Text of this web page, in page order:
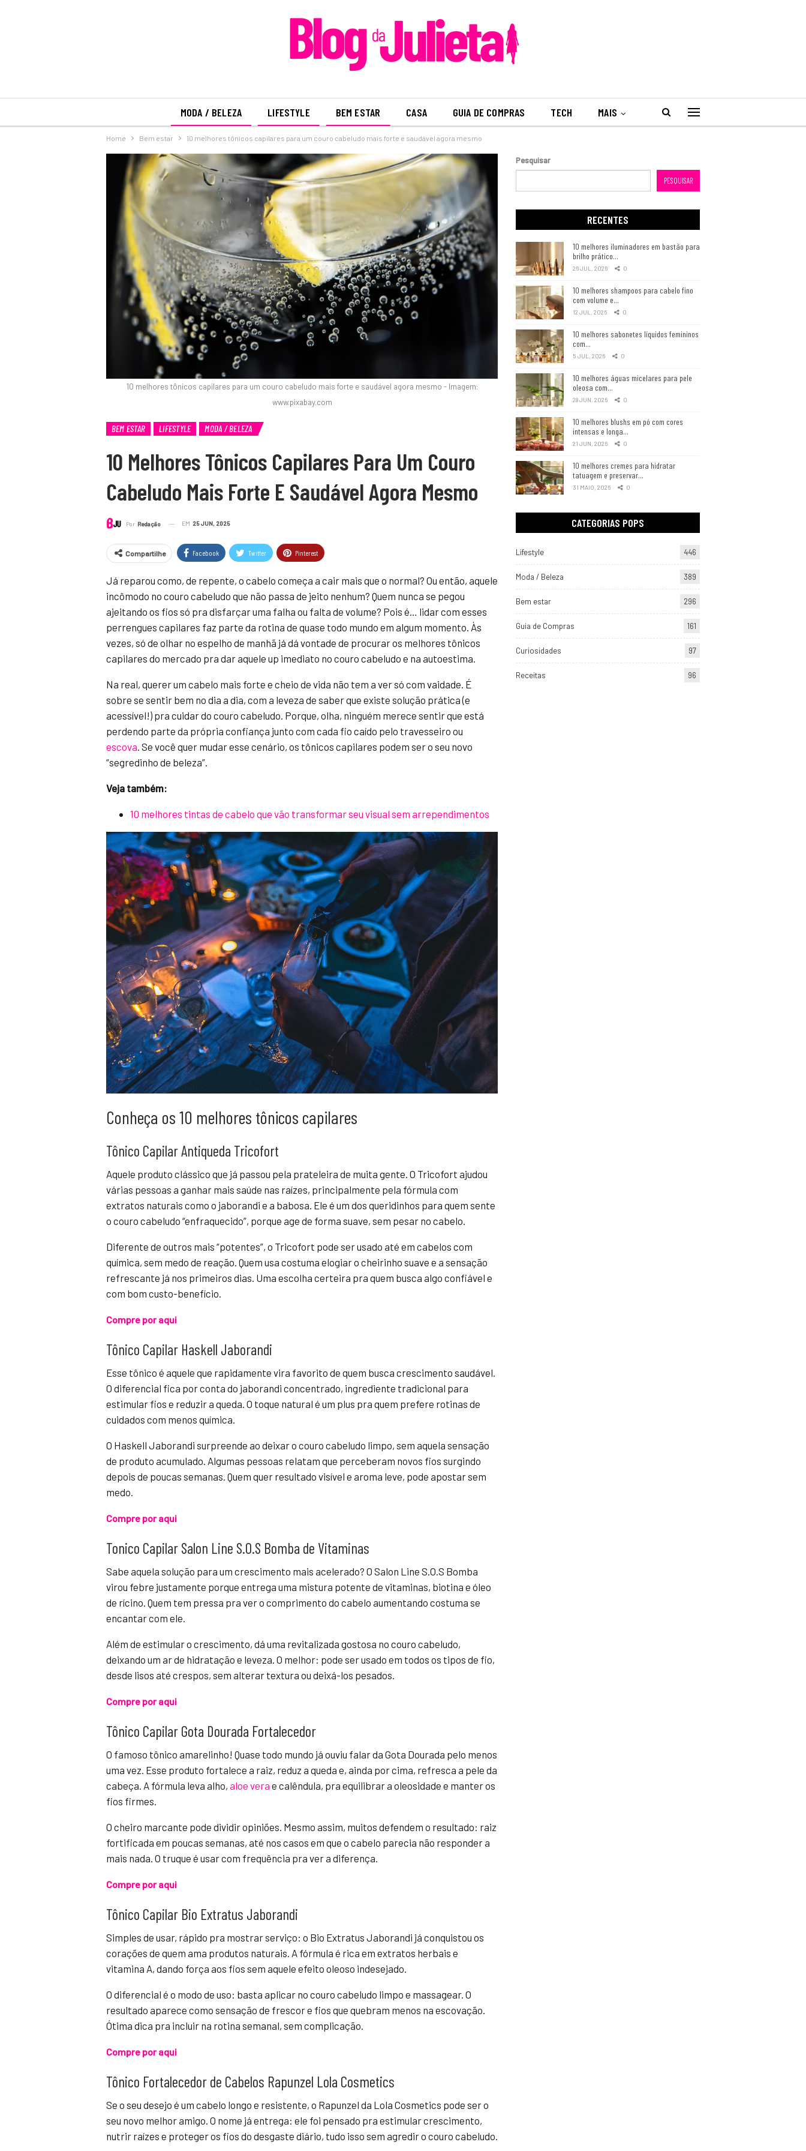
MODA / BELEZA LIFESTYLE BEM ESTAR CASA GUIA DE COMPRAS TECH MAIS
Home Bem estar 10 melhores tônicos capilares para um couro cabeludo mais forte e saudável agora mesmo
10 melhores tônicos capilares para um couro cabeludo mais forte e saudável agora mesmo - Imagem:
www.pixabay.com
BEM ESTAR LIFESTYLE MODA / BELEZA
10 Melhores Tônicos Capilares Para Um Couro
Cabeludo Mais Forte E Saudável Agora Mesmo
Por Redação EM 25 JUN, 2025
Compartilhe Facebook Twitter Pinterest
Já reparou como, de repente, o cabelo começa a cair mais que o normal? Ou então, aquele
incômodo no couro cabeludo que não passa de jeito nenhum? Quem nunca se pegou
ajeitando os fios só pra disfarçar uma falha ou falta de volume? Pois é… lidar com esses
perrengues capilares faz parte da rotina de quase todo mundo em algum momento. Às
vezes, só de olhar no espelho de manhã já dá vontade de procurar os melhores tônicos
capilares do mercado pra dar aquele up imediato no couro cabeludo e na autoestima.
Na real, querer um cabelo mais forte e cheio de vida não tem a ver só com vaidade. É
sobre se sentir bem no dia a dia, com a leveza de saber que existe solução prática (e
acessível!) pra cuidar do couro cabeludo. Porque, olha, ninguém merece sentir que está
perdendo parte da própria confiança junto com cada fio caído pelo travesseiro ou
escova. Se você quer mudar esse cenário, os tônicos capilares podem ser o seu novo
“segredinho de beleza”.
Veja também:
10 melhores tintas de cabelo que vão transformar seu visual sem arrependimentos
Conheça os 10 melhores tônicos capilares
Tônico Capilar Antiqueda Tricofort
Aquele produto clássico que já passou pela prateleira de muita gente. O Tricofort ajudou
várias pessoas a ganhar mais saúde nas raízes, principalmente pela fórmula com
extratos naturais como o jaborandi e a babosa. Ele é um dos queridinhos para quem sente
o couro cabeludo “enfraquecido”, porque age de forma suave, sem pesar no cabelo.
Diferente de outros mais “potentes”, o Tricofort pode ser usado até em cabelos com
química, sem medo de reação. Quem usa costuma elogiar o cheirinho suave e a sensação
refrescante já nos primeiros dias. Uma escolha certeira pra quem busca algo confiável e
com bom custo-benefício.
Compre por aqui
Tônico Capilar Haskell Jaborandi
Esse tônico é aquele que rapidamente vira favorito de quem busca crescimento saudável.
O diferencial fica por conta do jaborandi concentrado, ingrediente tradicional para
estimular fios e reduzir a queda. O toque natural é um plus pra quem prefere rotinas de
cuidados com menos química.
O Haskell Jaborandi surpreende ao deixar o couro cabeludo limpo, sem aquela sensação
de produto acumulado. Algumas pessoas relatam que perceberam novos fios surgindo
depois de poucas semanas. Quem quer resultado visível e aroma leve, pode apostar sem
medo.
Compre por aqui
Tonico Capilar Salon Line S.O.S Bomba de Vitaminas
Sabe aquela solução para um crescimento mais acelerado? O Salon Line S.O.S Bomba
virou febre justamente porque entrega uma mistura potente de vitaminas, biotina e óleo
de rícino. Quem tem pressa pra ver o comprimento do cabelo aumentando costuma se
encantar com ele.
Além de estimular o crescimento, dá uma revitalizada gostosa no couro cabeludo,
deixando um ar de hidratação e leveza. O melhor: pode ser usado em todos os tipos de fio,
desde lisos até crespos, sem alterar textura ou deixá-los pesados.
Compre por aqui
Tônico Capilar Gota Dourada Fortalecedor
O famoso tônico amarelinho! Quase todo mundo já ouviu falar da Gota Dourada pelo menos
uma vez. Esse produto fortalece a raiz, reduz a queda e, ainda por cima, refresca a pele da
cabeça. A fórmula leva alho, aloe vera e calêndula, pra equilibrar a oleosidade e manter os
fios firmes.
O cheiro marcante pode dividir opiniões. Mesmo assim, muitos defendem o resultado: raiz
fortificada em poucas semanas, até nos casos em que o cabelo parecia não responder a
mais nada. O truque é usar com frequência pra ver a diferença.
Compre por aqui
Tônico Capilar Bio Extratus Jaborandi
Simples de usar, rápido pra mostrar serviço: o Bio Extratus Jaborandi já conquistou os
corações de quem ama produtos naturais. A fórmula é rica em extratos herbais e
vitamina A, dando força aos fios sem aquele efeito oleoso indesejado.
O diferencial é o modo de uso: basta aplicar no couro cabeludo limpo e massagear. O
resultado aparece como sensação de frescor e fios que quebram menos na escovação.
Ótima dica pra incluir na rotina semanal, sem complicação.
Compre por aqui
Tônico Fortalecedor de Cabelos Rapunzel Lola Cosmetics
Se o seu desejo é um cabelo longo e resistente, o Rapunzel da Lola Cosmetics pode ser o
seu novo melhor amigo. O nome já entrega: ele foi pensado pra estimular crescimento,
nutrir raízes e proteger os fios do desgaste diário, tudo isso sem agredir o couro cabeludo.
Pesquisar
PESQUISAR
RECENTES
10 melhores iluminadores em bastão para
brilho prático…
26 JUL, 2026 0
10 melhores shampoos para cabelo fino
com volume e…
12 JUL, 2026 0
10 melhores sabonetes líquidos femininos
com…
5 JUL, 2026 0
10 melhores águas micelares para pele
oleosa com…
28 JUN, 2026 0
10 melhores blushs em pó com cores
intensas e longa…
21 JUN, 2026 0
10 melhores cremes para hidratar
tatuagem e preservar…
31 MAIO, 2026 0
CATEGORIAS POPS
Lifestyle 446
Moda / Beleza 389
Bem estar 296
Guia de Compras 161
Curiosidades 97
Receitas 96